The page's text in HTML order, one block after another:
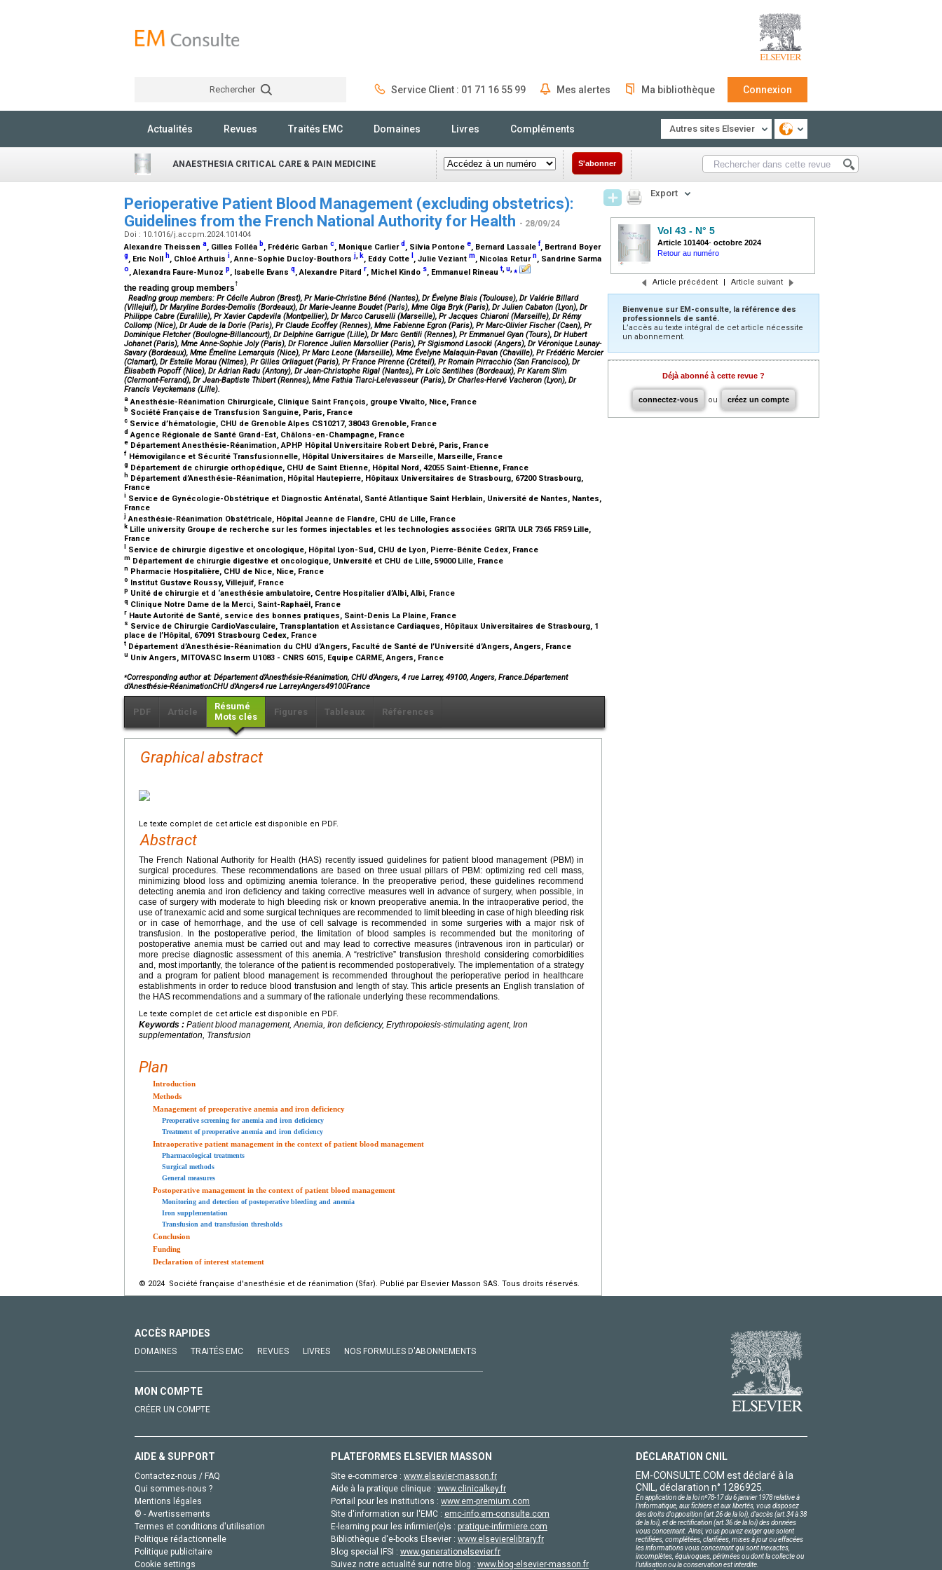
Rechercher Service Client : 01 71 16 55 99 Mes alertes Ma bibliothèque Connexion
Actualités Revues Traités EMC Domaines Livres Compléments Autres sites Elsevier
ANAESTHESIA CRITICAL CARE & PAIN MEDICINE S'abonner
Perioperative Patient Blood Management (excluding obstetrics):
Guidelines from the French National Authority for Health - 28/09/24
Doi : 10.1016/j.accpm.2024.101404
Alexandre Theissen a, Gilles Folléa b, Frédéric Garban c, Monique Carlierd , Silvia Pontone e, Bernard Lassale f, Bertrand Boyer
g, Eric Noll h, Chloé Arthuis i, Anne-Sophie Ducloy-Bouthorsj, k, Eddy Cotte , Julie Veziant m, Nicolas Return, Sandrine Sarma
o, Alexandra Faure-Munoz p, Isabelle Evans q, Alexandre Pitard r, Michel Kindo s, Emmanuel Rineau t,u,⁎
the reading group members
†
Reading group members: Pr Cécile Aubron (Brest), Pr Marie-Christine Béné (Nantes), Dr Évelyne Biais (Toulouse), Dr Valérie Billard
(Villejuif), Dr Maryline Bordes-Demolis (Bordeaux), Dr Marie-Jeanne Boudet (Paris), Mme Olga Bryk (Paris), Dr Julien Cabaton (Lyon), Dr
Philippe Cabre (Euralille), Pr Xavier Capdevila (Montpellier), Dr Marco Caruselli (Marseille), Pr Jacques Chiaroni (Marseille), Dr Rémy
Collomp (Nice), Dr Aude de la Dorie (Paris), Pr Claude Ecoffey (Rennes), Mme Fabienne Egron (Paris), Pr Marc-Olivier Fischer (Caen), Pr
Dominique Fletcher (Boulogne-Billancourt), Dr Delphine Garrigue (Lille), Dr Marc Gentili (Rennes), Pr Emmanuel Gyan (Tours), Dr Hubert
Johanet (Paris), Mme Anne-Sophie Joly (Paris), Dr Florence Julien Marsollier (Paris), Pr Sigismond Lasocki (Angers), Dr Véronique Launay-
Savary (Bordeaux), Mme Émeline Lemarquis (Nice), Pr Marc Leone (Marseille), Mme Évelyne Malaquin-Pavan (Chaville), Pr Frédéric Mercier
(Clamart), Dr Estelle Morau (Nîmes), Pr Gilles Orliaguet (Paris), Pr France Pirenne (Créteil), Pr Romain Pirracchio (San Francisco), Dr
Élisabeth Popoff (Nice), Dr Adrian Radu (Antony), Dr Jean-Christophe Rigal (Nantes), Pr Loïc Sentilhes (Bordeaux), Pr Karem Slim
(Clermont-Ferrand), Dr Jean-Baptiste Thibert (Rennes), Mme Fathia Tiarci-Lelevasseur (Paris), Dr Charles-Hervé Vacheron (Lyon), Dr
Francis Veyckemans (Lille).
a Anesthésie-Réanimation Chirurgicale, Clinique Saint François, groupe Vivalto, Nice, France
b Société Française de Transfusion Sanguine, Paris, France
c Service d’hématologie, CHU de Grenoble Alpes CS10217, 38043 Grenoble, France
d Agence Régionale de Santé Grand-Est, Châlons-en-Champagne, France
e Département Anesthésie-Réanimation, APHP Hôpital Universitaire Robert Debré, Paris, France
f Hémovigilance et Sécurité Transfusionnelle, Hôpital Universitaires de Marseille, Marseille, France
g Département de chirurgie orthopédique, CHU de Saint Etienne, Hôpital Nord, 42055 Saint-Etienne, France
h Département d’Anesthésie-Réanimation, Hôpital Hautepierre, Hôpitaux Universitaires de Strasbourg, 67200 Strasbourg,
France
i Service de Gynécologie-Obstétrique et Diagnostic Anténatal, Santé Atlantique Saint Herblain, Université de Nantes, Nantes,
France
j Anesthésie-Réanimation Obstétricale, Hôpital Jeanne de Flandre, CHU de Lille, France
k Lille university Groupe de recherche sur les formes injectables et les technologies associées GRITA ULR 7365 FR59 Lille,
France
Service de chirurgie digestive et oncologique, Hôpital Lyon-Sud, CHU de Lyon, Pierre-Bénite Cedex, France
m Département de chirurgie digestive et oncologique, Université et CHU de Lille, 59000 Lille, France
n Pharmacie Hospitalière, CHU de Nice, Nice, France
o Institut Gustave Roussy, Villejuif, France
p Unité de chirurgie et d ‘anesthésie ambulatoire, Centre Hospitalier d’Albi, Albi, France
q Clinique Notre Dame de la Merci, Saint-Raphaël, France
r Haute Autorité de Santé, service des bonnes pratiques, Saint-Denis La Plaine, France
s Service de Chirurgie CardioVasculaire, Transplantation et Assistance Cardiaques, Hôpitaux Universitaires de Strasbourg, 1
place de l’Hôpital, 67091 Strasbourg Cedex, France
t Département d’Anesthésie-Réanimation du CHU d’Angers, Faculté de Santé de l’Université d’Angers, Angers, France
u Univ Angers, MITOVASC Inserm U1083 - CNRS 6015, Equipe CARME, Angers, France
⁎Corresponding author at: Département d’Anesthésie-Réanimation, CHU d’Angers, 4 rue Larrey, 49100, Angers, France.Département
d’Anesthésie-RéanimationCHU d’Angers4 rue LarreyAngers49100France
PDF Article
Résumé
Mots clés
Figures Tableaux Références
Graphical abstract
Le texte complet de cet article est disponible en PDF.
Abstract
The French National Authority for Health (HAS) recently issued guidelines for patient blood management (PBM) in
surgical procedures. These recommendations are based on three usual pillars of PBM: optimizing red cell mass,
minimizing blood loss and optimizing anemia tolerance. In the preoperative period, these guidelines recommend
detecting anemia and iron deficiency and taking corrective measures well in advance of surgery, when possible, in
case of surgery with moderate to high bleeding risk or known preoperative anemia. In the intraoperative period, the
use of tranexamic acid and some surgical techniques are recommended to limit bleeding in case of high bleeding risk
or in case of hemorrhage, and the use of cell salvage is recommended in some surgeries with a major risk of
transfusion. In the postoperative period, the limitation of blood samples is recommended but the monitoring of
postoperative anemia must be carried out and may lead to corrective measures (intravenous iron in particular) or
more precise diagnostic assessment of this anemia. A “restrictive” transfusion threshold considering comorbidities
and, most importantly, the tolerance of the patient is recommended postoperatively. The implementation of a strategy
and a program for patient blood management is recommended throughout the perioperative period in healthcare
establishments in order to reduce blood transfusion and length of stay. This article presents an English translation of
the HAS recommendations and a summary of the rationale underlying these recommendations.
Le texte complet de cet article est disponible en PDF.
Keywords : Patient blood management, Anemia, Iron deficiency, Erythropoiesis-stimulating agent, Iron
supplementation, Transfusion
Plan
Introduction
Methods
Management of preoperative anemia and iron deficiency
Preoperative screening for anemia and iron deficiency
Treatment of preoperative anemia and iron deficiency
Intraoperative patient management in the context of patient blood management
Pharmacological treatments
Surgical methods
General measures
Postoperative management in the context of patient blood management
Monitoring and detection of postoperative bleeding and anemia
Iron supplementation
Transfusion and transfusion thresholds
Conclusion
Funding
Declaration of interest statement
© 2024 Société française d'anesthésie et de réanimation (Sfar). Publié par Elsevier Masson SAS. Tous droits réservés.
Export
Vol 43 - N° 5
Article 101404- octobre 2024
Retour au numéro
Article précédent | Article suivant
Bienvenue sur EM-consulte, la référence des
professionnels de santé.
L’accès au texte intégral de cet article nécessite
un abonnement.
Déjà abonné à cette revue ?
connectez-vous ou créez un compte
ACCÈS RAPIDES
DOMAINES TRAITÉS EMC REVUES LIVRES NOS FORMULES D'ABONNEMENTS
MON COMPTE
CRÉER UN COMPTE
AIDE & SUPPORT
Contactez-nous / FAQ
Qui sommes-nous ?
Mentions légales
© - Avertissements
Termes et conditions d'utilisation
Politique rédactionnelle
Politique publicitaire
Cookie settings
PLATEFORMES ELSEVIER MASSON
Site e-commerce : www.elsevier-masson.fr
Aide à la pratique clinique : www.clinicalkey.fr
Portail pour les institutions : www.em-premium.com
Site d'information sur l'EMC : emc-info.em-consulte.com
E-learning pour les infirmier(e)s : pratique-infirmiere.com
Bibliothèque d'e-books Elsevier : www.elsevierelibrary.fr
Blog special IFSI : www.generationelsevier.fr
Suivez notre actualité sur notre blog : www.blog-elsevier-masson.fr
DÉCLARATION CNIL
EM-CONSULTE.COM est déclaré à la
CNIL, déclaration n° 1286925.
En application de la loi nº78-17 du 6 janvier 1978 relative à
l'informatique, aux fichiers et aux libertés, vous disposez
des droits d'opposition (art.26 de la loi), d'accès (art.34 à 38
de la loi), et de rectification (art.36 de la loi) des données
vous concernant. Ainsi, vous pouvez exiger que soient
rectifiées, complétées, clarifiées, mises à jour ou effacées
les informations vous concernant qui sont inexactes,
incomplètes, équivoques, périmées ou dont la collecte ou
l'utilisation ou la conservation est interdite.